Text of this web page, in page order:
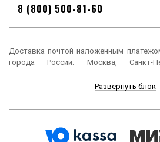
8 (800) 500-81-60
Доставка почтой наложенным
города России: Москва, Санкт-
Ростов-на-Дону, Уфа, Красноярск,
Ульяновск, Иркутск, Хабаровск,
Челны, Пенза, Липецк, Киров,
Развернуть блок